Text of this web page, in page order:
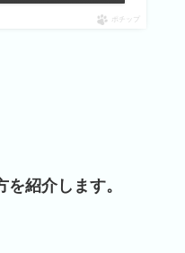
ポチップ
紹介します。